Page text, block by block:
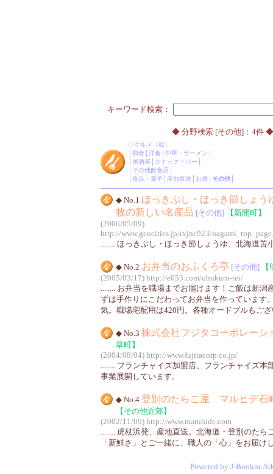
キーワード検索：
◆ 分野検索 [その他]：4件 ◆
◇グルメ
〔82〕
和食 洋食 中華・ラーメン
居酒屋 スナック・バー
その他飲食店
食品・菓子 産地直送 お酒 その他
◆ No.1 ほっきぶし・ほっき節しょう
牧の新しい名産品 [その他]
【新開町】
(2006/05/09)
http://www.geocities.jp/rxjnc923/
........ ほっきぶし・ほっき節しょうゆ、北海道苫
◆ No.2 お弁当のおふくろ亭 [その他]
(2005/03/17) http://e053.com/ohukuro-tei/
........ お弁当を職場までお届けます！ご飯は新潟
ずは手作りにこだわってお弁当を作っています
気。職場宅配用は420円。各種オードブルもご
◆ No.3 株式会社フジタコーポレーシ
草町】
(2004/08/04) http://www.fujitacorp.co.jp/
........ フランチャイズ加盟店、フランチャイズ本
事業展開しています。
◆ No.4 登別のたらこ屋 マルヒデ石
【その他近郊】
(2002/11/09) http://www.maruhide.com
........ 虎杖浜発、産地直送。北海道・登別のた
「新鮮さ」とご一緒に、職人の「心」をお届け
Powered by J-Bookm-